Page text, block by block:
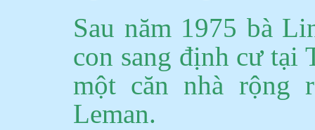
Sau năm 1975 bà
con sang định cư tại
một căn nhà rộng
Leman.